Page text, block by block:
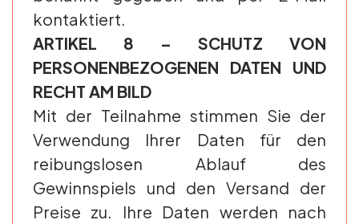
kontaktiert.
ARTIKEL 8 – SCHUTZ VON
PERSONENBEZOGENEN DATEN UND
RECHT AM BILD
Mit der Teilnahme stimmen Sie der
Verwendung Ihrer Daten für den
reibungslosen Ablauf des
Gewinnspiels und den Versand der
Preise zu. Ihre Daten werden nach